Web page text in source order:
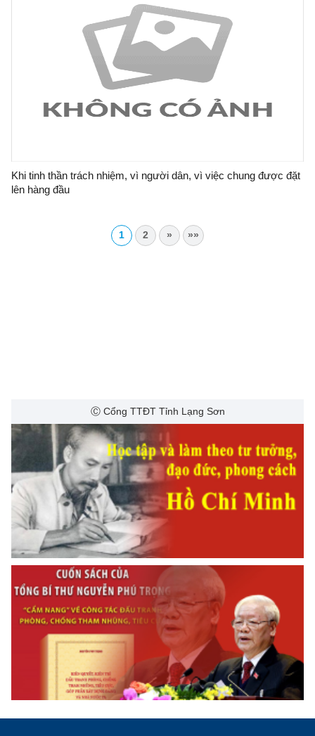
Khi tinh thần trách nhiệm, vì người dân, vì việc chung được đặt
lên hàng đầu
1 2 » »»
Ⓒ Cổng TTĐT Tỉnh Lạng Sơn